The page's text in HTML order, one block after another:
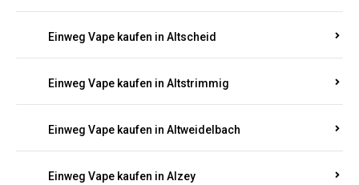
Einweg Vape kaufen in Altscheid
Einweg Vape kaufen in Altstrimmig
Einweg Vape kaufen in Altweidelbach
Einweg Vape kaufen in Alzey